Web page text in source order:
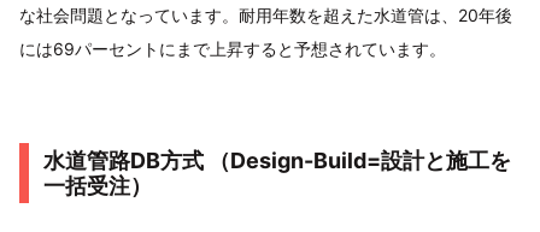
な社会問題となっています。耐用年数を超えた水道管は、20年後
には69パーセントにまで上昇すると予想されています。
水道管路DB方式 （Design-Build=設計と施工を
一括受注）